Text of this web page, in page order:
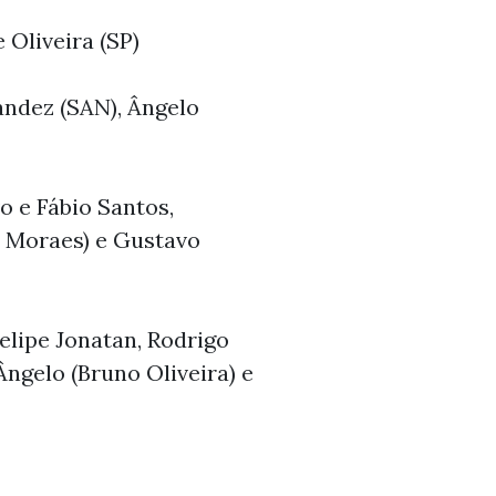
Oliveira (SP)
(SAN), Ângelo
e Fábio Santos,
e Gustavo
Jonatan, Rodrigo
(Bruno Oliveira) e